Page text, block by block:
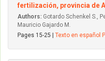
fertilización, provincia de
Authors: Gotardo Schenkel S.,
Mauricio Gajardo M.
Pages 15-25 | Texto en español